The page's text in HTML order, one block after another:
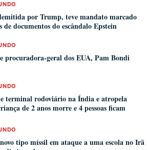
por Trump, teve mandato marcado
de documentos do escândalo Epstein
procuradora-geral dos EUA, Pam Bondi
terminal rodoviário na Índia e atropela
de 2 anos morre e 4 pessoas ficam
tipo míssil em ataque a uma escola no Irã